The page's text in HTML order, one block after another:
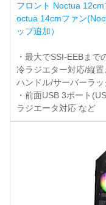
フロント Noctua
octua 14cmファン
ップ追加）
・最大でSSI-EEBま
冷ラジエター対応/縦
ハンドル/サーバーラ
・前面USB 3ポート
ラジエータ対応 など